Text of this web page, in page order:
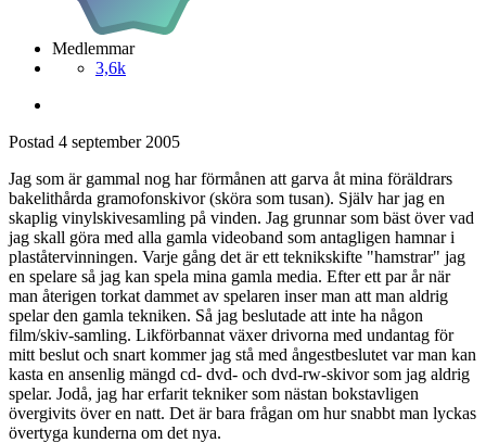
Medlemmar
3,6k
Postad 4 september 2005
Jag som är gammal nog har förmånen att garva åt mina föräldrars
bakelithårda gramofonskivor (sköra som tusan). Själv har jag en
skaplig vinylskivesamling på vinden. Jag grunnar som bäst över vad
jag skall göra med alla gamla videoband som antagligen hamnar i
plaståtervinningen. Varje gång det är ett teknikskifte "hamstrar" jag
en spelare så jag kan spela mina gamla media. Efter ett par år när
man återigen torkat dammet av spelaren inser man att man aldrig
spelar den gamla tekniken. Så jag beslutade att inte ha någon
film/skiv-samling. Likförbannat växer drivorna med undantag för
mitt beslut och snart kommer jag stå med ångestbeslutet var man kan
kasta en ansenlig mängd cd- dvd- och dvd-rw-skivor som jag aldrig
spelar. Jodå, jag har erfarit tekniker som nästan bokstavligen
övergivits över en natt. Det är bara frågan om hur snabbt man lyckas
övertyga kunderna om det nya.